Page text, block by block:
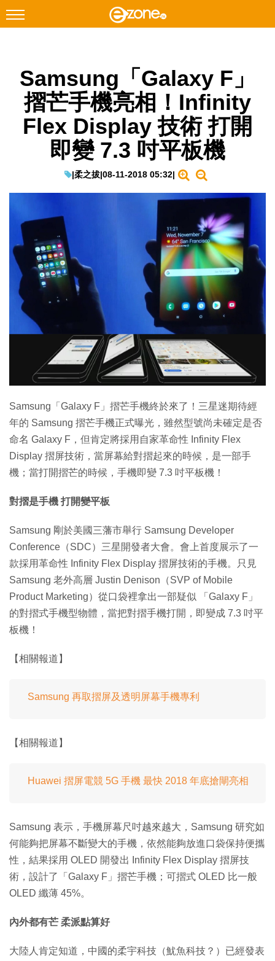
Facebook Instagram
科技焦點
網絡生活
EduTech
IT Times
生成式AI與雲端應用
Enterprise Digital Transformation
特集
Samsung「Galaxy F」
摺芒手機亮相！Infinity
Flex Display 技術 打開
即變 7.3 吋平板機
|柔之拔|08-11-2018 05:32|
Samsung「Galaxy F」摺芒手機終於來了！三星迷期待經
年的 Samsung 摺芒手機正式曝光，雖然型號尚未確定是否
命名 Galaxy F，但肯定將採用自家革命性 Infinity Flex
Display 摺屏技術，當屏幕給對摺起來的時候，是一部手
機；當打開摺芒的時候，手機即變 7.3 吋平板機！
對摺是手機 打開變平板
Samsung 剛於美國三藩市舉行 Samsung Developer
Conference（SDC）三星開發者大會。會上首度展示了一
款採用革命性 Infinity Flex Display 摺屏技術的手機。只見
Samsung 老外高層 Justin Denison（SVP of Mobile
Product Marketing）從口袋裡拿出一部疑似 「Galaxy F」
的對摺式手機型物體，當把對摺手機打開，即變成 7.3 吋平
板機！
【相關報道】
Samsung 再取摺屏及透明屏幕手機專利
【相關報道】
Huawei 摺屏電競 5G 手機 最快 2018 年底搶閘亮相
Samsung 表示，手機屏幕尺吋越來越大，Samsung 研究如
何能夠把屏幕不斷變大的手機，依然能夠放進口袋保持便攜
性，結果採用 OLED 開發出 Infinity Flex Display 摺屏技
術，設計了「Galaxy F」摺芒手機；可摺式 OLED 比一般
OLED 纖薄 45%。
內外都有芒 柔派點算好
大陸人肯定知道，中國的柔宇科技（魷魚科技？）已經發表